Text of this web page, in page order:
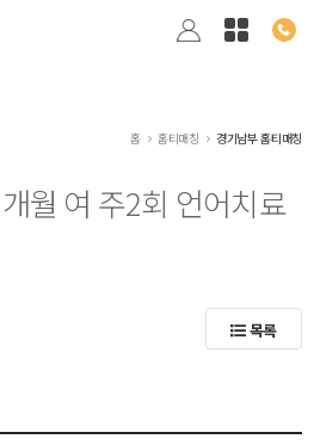
홈 홈티매칭 경기남부 홈티매칭
월 여 주2회 언어치료
목록